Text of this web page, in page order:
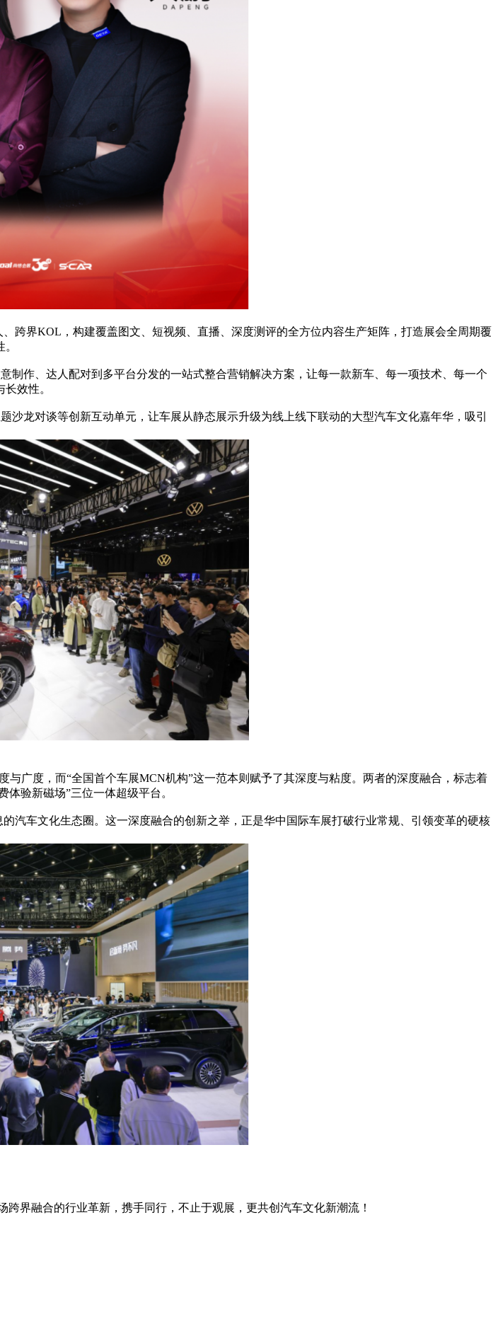
界KOL，构建覆盖图文、短视频、直播、深度测评的全方位内容生产矩阵，打造展会全周期覆
作、达人配对到多平台分发的一站式整合营销解决方案，让每一款新车、每一项技术、每一个
效性。
龙对谈等创新互动单元，让车展从静态展示升级为线上线下联动的大型汽车文化嘉年华，吸引
广度，而“全国首个车展MCN机构”这一范本则赋予了其深度与粘度。两者的深度融合，标志着
验新磁场”三位一体超级平台。
车文化生态圈。这一深度融合的创新之举，正是华中国际车展打破行业常规、引领变革的硬核
界融合的行业革新，携手同行，不止于观展，更共创汽车文化新潮流！​